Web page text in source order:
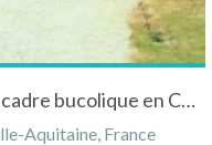
Chambres d'hôtes "Du Côté de Brignac" dans un cadre bucolique en Corrèze
Aquitaine, France